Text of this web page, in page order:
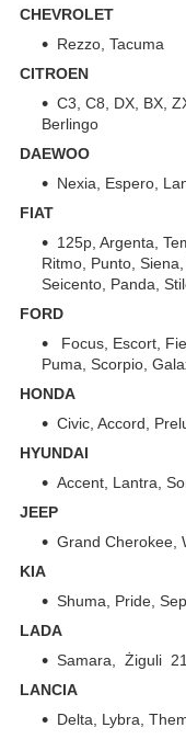
CHEVROLET
Rezzo, Tacuma
CITROEN
C3, C8, DX, BX,
Berlingo
DAEWOO
Nexia, Espero,
FIAT
125p, Argenta,
Ritmo, Punto,
Seicento, Panda,
FORD
Focus, Escort,
Puma, Scorpio,
HONDA
Civic, Accord,
HYUNDAI
Accent, Lantra,
JEEP
Grand Cherokee,
KIA
Shuma, Pride,
LADA
Samara, Żiguli
LANCIA
Delta, Lybra,